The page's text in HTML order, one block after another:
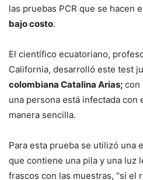
las pruebas PCR que se hacen
bajo costo.
El científico ecuatoriano,
California, desarrolló este test
colombiana Catalina Arias; con
una persona está infectada con
manera sencilla.
Para esta prueba se utilizó una
que contiene una pila y una luz
frascos con las muestras, “si el